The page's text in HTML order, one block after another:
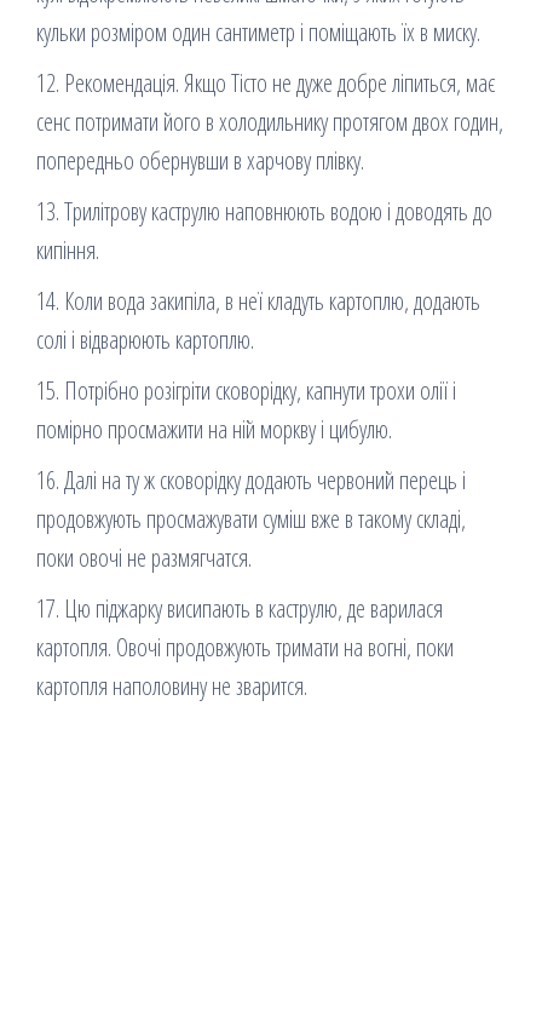
кульки розміром один сантиметр і поміщають їх в миску.
12. Рекомендація. Якщо Тісто не дуже добре ліпиться, має
сенс потримати його в холодильнику протягом двох годин,
попередньо обернувши в харчову плівку.
13. Трилітрову каструлю наповнюють водою і доводять до
кипіння.
14. Коли вода закипіла, в неї кладуть картоплю, додають
солі і відварюють картоплю.
15. Потрібно розігріти сковорідку, капнути трохи олії і
помірно просмажити на ній моркву і цибулю.
16. Далі на ту ж сковорідку додають червоний перець і
продовжують просмажувати суміш вже в такому складі,
поки овочі не размягчатся.
17. Цю піджарку висипають в каструлю, де варилася
картопля. Овочі продовжують тримати на вогні, поки
картопля наполовину не зварится.